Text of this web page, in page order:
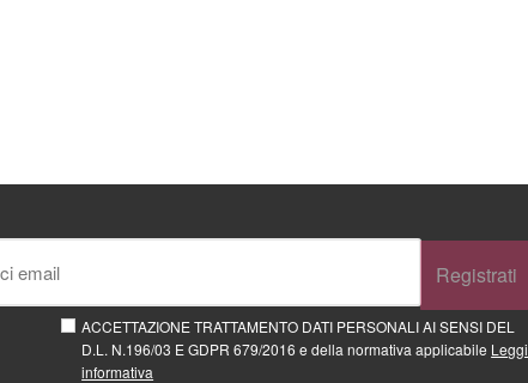
Registrati
ACCETTAZIONE TRATTAMENTO DATI PERSONALI AI SENSI DEL
D.L. N.196/03 E GDPR 679/2016 e della normativa applicabile Leggi
informativa